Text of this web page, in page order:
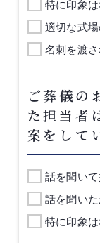
特に印象
適切な式
名刺を渡
ご葬儀の
た担当者
案をして
話を聞い
話を聞い
特に印象